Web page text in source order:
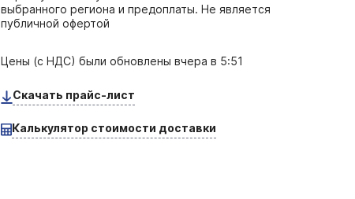
выбранного региона и предоплаты. Не является
публичной офертой
Цены (с НДС) были обновленывчера в 5:51
Скачать прайс-лист
Калькулятор стоимости доставки